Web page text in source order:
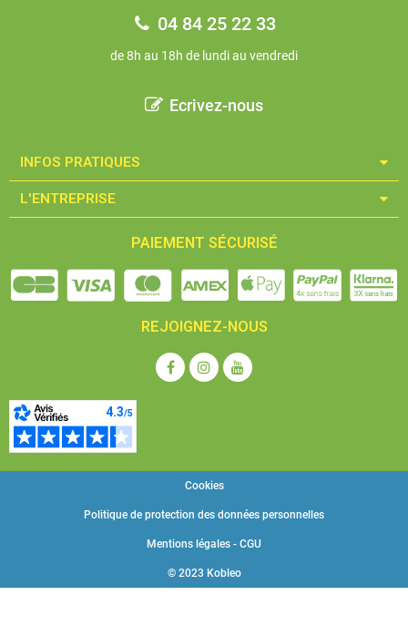
04 84 25 22 33
de 8h au 18h de lundi au vendredi
Ecrivez-nous
INFOS PRATIQUES​
L'ENTREPRISE​
PAIEMENT SÉCURISÉ
REJOIGNEZ-NOUS
© 2023 Kobleo
Mentions légales - CGU
Politique de protection des données personnelles
Cookies